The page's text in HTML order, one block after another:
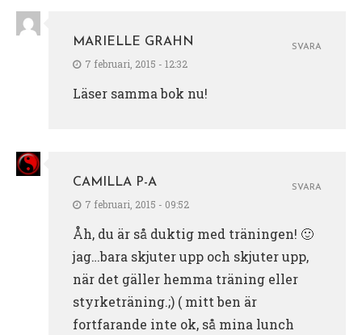
MARIELLE GRAHN
7 februari, 2015 - 12:32
Läser samma bok nu!
SVARA
CAMILLA P-A
7 februari, 2015 - 09:52
Åh, du är så duktig med träningen! 🙂
jag…bara skjuter upp och skjuter upp,
när det gäller hemma träning eller
styrketräning.;) ( mitt ben är
fortfarande inte ok, så mina lunch
SVARA